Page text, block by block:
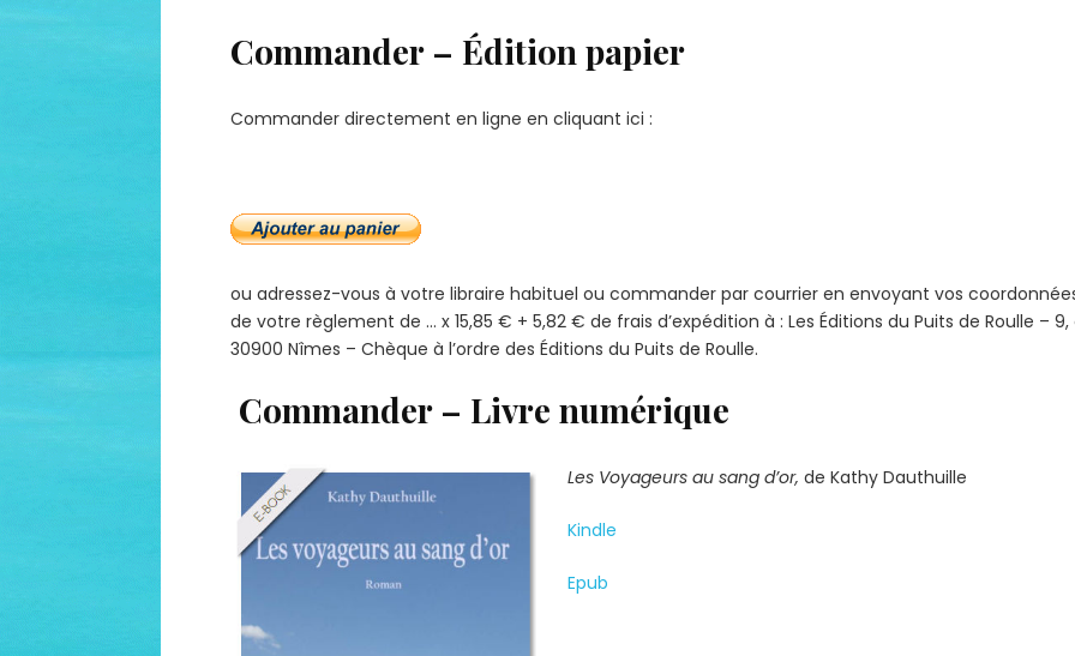
Commander – Édition papier
Commander directement en ligne en cliquant ici :
ou adressez-vous à votre libraire habituel ou commander par courrier en envoyant vos
de votre règlement de … x 15,85 € + 5,82 € de frais d’expédition à : Les Éditions du Puits de Roulle –
30900 Nîmes – Chèque à l’ordre des Éditions du Puits de Roulle.
Commander – Livre numérique
Les Voyageurs au sang d’or, de Kathy Dauthuille
Kindle
Epub